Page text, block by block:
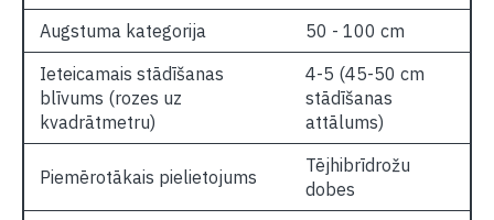
Augstuma kategorija
50 - 100 cm
Ieteicamais stādīšanas
blīvums (rozes uz
kvadrātmetru)
4-5 (45-50 cm
stādīšanas
attālums)
Piemērotākais pielietojums
Tējhibrīdrožu
dobes